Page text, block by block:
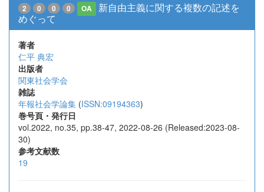
2 0 0 0 OA
新自由主義に関する複数の記述を
めぐって
著者
仁平 典宏
出版者
関東社会学会
雑誌
年報社会学論集 (ISSN:09194363)
巻号頁・発行日
vol.2022, no.35, pp.38-47, 2022-08-26 (Released:2023-08-
30)
参考文献数
19